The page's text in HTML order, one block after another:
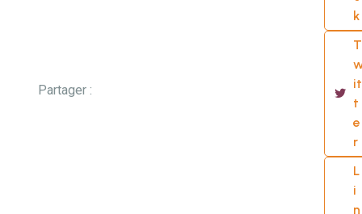
Partager :
k
T
it
t
e
r
L
i
n